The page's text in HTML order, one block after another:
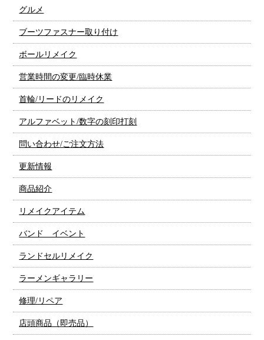
グルメ
ブーツファスナー取り付け
ボールリメイク
営業時間の変更/臨時休業
首輪/リードのリメイク
アルファベット/数字の刻印打刻
問い合わせ/ご注文方法
更新情報
商品紹介
リメイクアイテム
バンド イベント
ランドセルリメイク
ラーメンギャラリー
修理/リペア
店頭商品（即売品）